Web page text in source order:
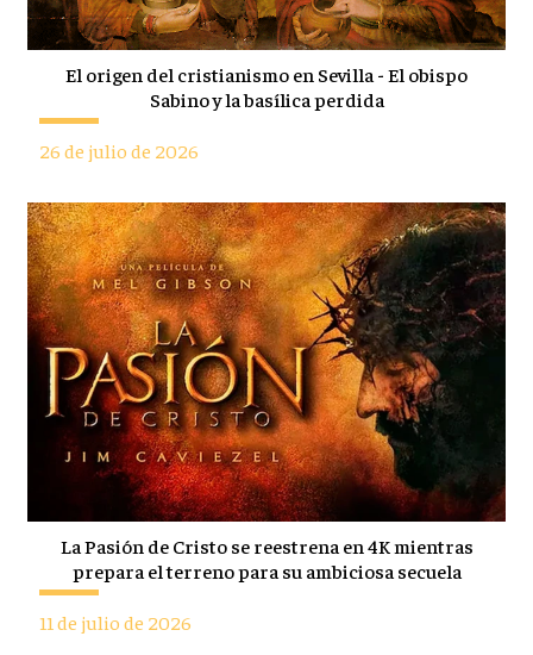
El origen del cristianismo en Sevilla - El obispo
Sabino y la basílica perdida
26 de julio de 2026
La Pasión de Cristo se reestrena en 4K mientras
prepara el terreno para su ambiciosa secuela
11 de julio de 2026